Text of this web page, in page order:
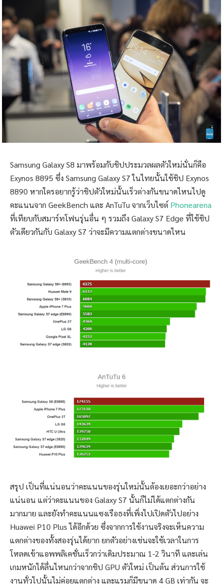
Samsung Galaxy S8 มาพร้อมกับชิปประมวลผลตัวใหม่นั่นก็คือ
Exynos 8895 ซึ่ง Samsung Galaxy S7 ในไทยนั้นใช้ชิป Exynos
8890 หากใครอยากรู้ว่าชิปตัวใหม่นั้นเร็วต่างกันขนาดไหนไปดู
คะแนนจาก GeekBench และ AnTuTu จากเว็บไซต์Phonearena
ที่เทียบกับสมาร์ทโฟนรุ่นอื่น ๆ รวมถึง Galaxy S7 Edge ที่ใช้ชิป
ตัวเดียวกันกับ Galaxy S7 ว่าจะมีความแตกต่างขนาดไหน
สรุป เป็นที่แน่นอนว่าคะแนนของรุ่นใหม่นั้นต้องเยอะกว่าอย่าง
แน่นอน แต่ว่าคะแนนของ Galaxy S7 นั้นก็ไม่ได้แตกต่างกัน
มากมาย และยังทำคะแนนแซงเรือธงที่เพิ่งไปเปิดตัวไปอย่าง
Huawei P10 Plus ได้อีกด้วย ซึ่งจากการใช้งานจริงจะเห็นความ
แตกต่างของทั้งสองรุ่นได้ยาก ยกตัวอย่างเช่นจะใช้เวลาในการ
โหลดเข้าแอพพลิเคชั่นเร็วกว่าเดิมประมาณ 1-2 วินาที และเล่น
เกมหนักได้ลื่นไหนกว่าจากชิป GPU ตัวใหม่ เป็นต้น ส่วนการใช้
งานทั่วไปนั้นไม่ค่อยแตกต่าง และแรมก็มีขนาด 4 GB เท่ากัน จะ